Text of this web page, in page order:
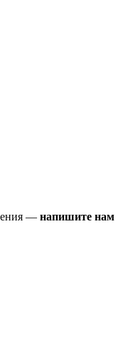
— напишите нам